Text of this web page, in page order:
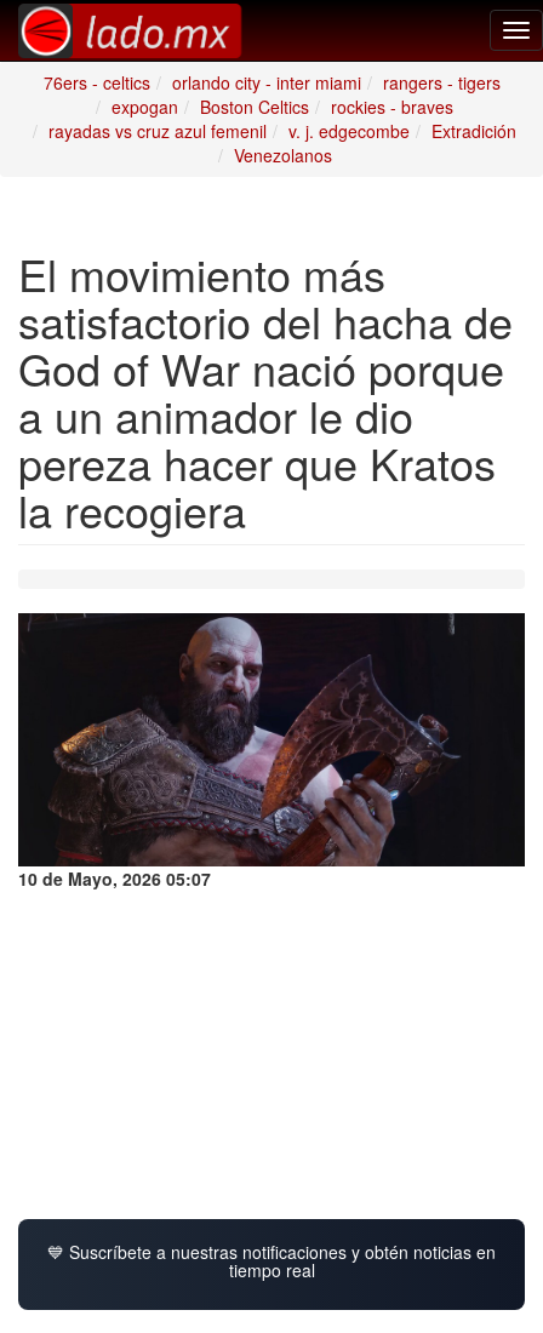
76ers - celtics
orlando city - inter miami
rangers - tigers
expogan
Boston Celtics
rockies - braves
rayadas vs cruz azul femenil
v. j. edgecombe
Extradición
Venezolanos
El movimiento más
satisfactorio del hacha de
God of War nació porque
a un animador le dio
pereza hacer que Kratos
la recogiera
10 de Mayo, 2026 05:07
💙 Suscríbete a nuestras notificaciones y obtén noticias en
tiempo real